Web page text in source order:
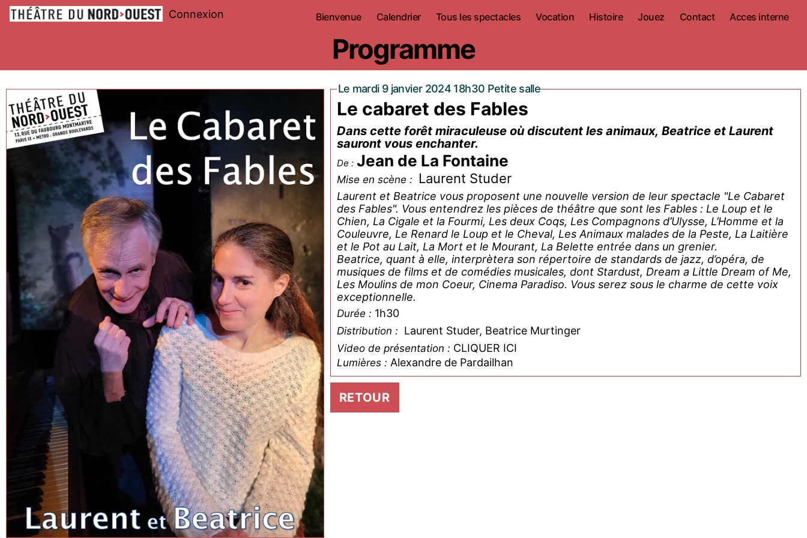
Connexion Bienvenue Calendrier Tous les spectacles Vocation Histoire Jouez Contact Acces interne
Programme
Le mardi 9 janvier 2024 18h30 Petite salle
Le cabaret des Fables
Dans cette forêt miraculeuse où discutent les animaux, Beatrice et Laurent
sauront vous enchanter.
De : Jean de La Fontaine
Mise en scène : Laurent Studer
Laurent et Beatrice vous proposent une nouvelle version de leur spectacle "Le Cabaret
des Fables". Vous entendrez les pièces de théâtre que sont les Fables : Le Loup et le
Chien, La Cigale et la Fourmi, Les deux Coqs, Les Compagnons d’Ulysse, L’Homme et la
Couleuvre, Le Renard le Loup et le Cheval, Les Animaux malades de la Peste, La Laitière
et le Pot au Lait, La Mort et le Mourant, La Belette entrée dans un grenier.
Beatrice, quant à elle, interprètera son répertoire de standards de jazz, d’opéra, de
musiques de films et de comédies musicales, dont Stardust, Dream a Little Dream of Me,
Les Moulins de mon Coeur, Cinema Paradiso. Vous serez sous le charme de cette voix
exceptionnelle.
Durée : 1h30
Distribution : Laurent Studer, Beatrice Murtinger
Video de présentation : CLIQUER ICI
Lumières : Alexandre de Pardailhan